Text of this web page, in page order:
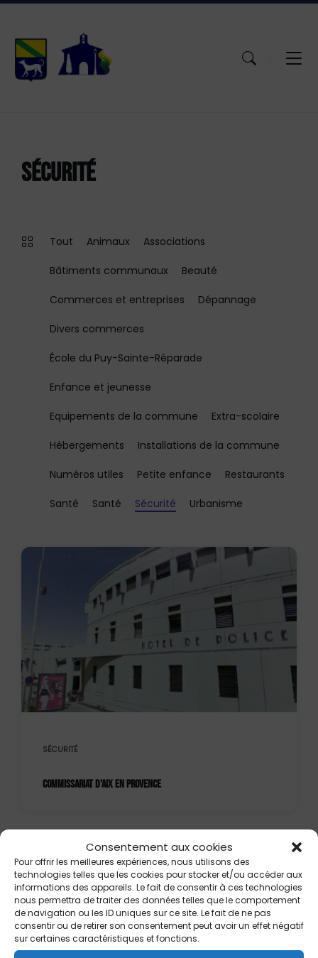
Consentement aux cookies
Pour offrir les meilleures expériences, nous utilisons des
technologies telles que les cookies pour stocker et/ou accéder aux
informations des appareils. Le fait de consentir à ces technologies
nous permettra de traiter des données telles que le comportement
de navigation ou les ID uniques sur ce site. Le fait de ne pas
consentir ou de retirer son consentement peut avoir un effet négatif
sur certaines caractéristiques et fonctions.
Aller
Passer
navigation
principale
Atteindre
page
SÉCURITÉ
Tout Animaux Associations
Bâtiments communaux Beauté
Commerces et entreprises Dépannage
Divers commerces
École du Puy-Sainte-Réparade
Enfance et jeunesse
Equipements de la commune Extra-scolaire
Hébergements Installations de la commune
Numéros utiles Petite enfance Restaurants
Santé Santé Sécurité Urbanisme
SÉCURITÉ
COMMISSARIAT D’AIX EN PROVENCE